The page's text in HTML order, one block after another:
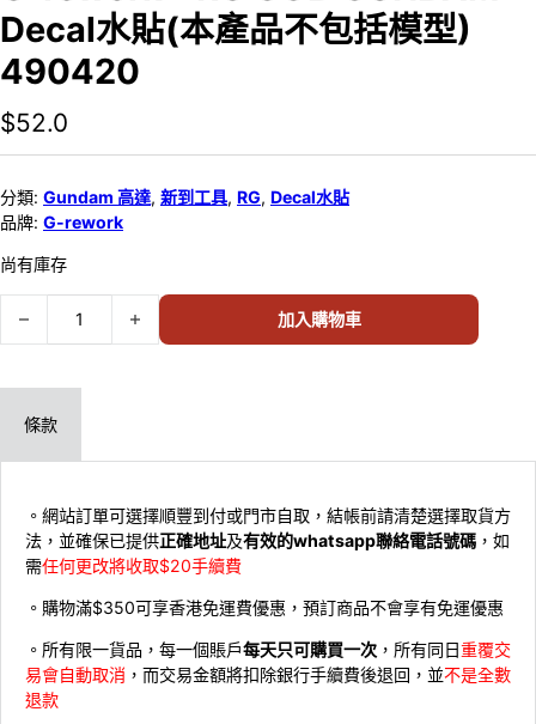
Decal水貼(本產品不包括模型)
490420
$52.0
分類: Gundam 高達, 新到工具, RG, Decal水貼
品牌: G-rework
尚有庫存
G-rework – RG GOD GUNDAM Decal水貼(本產品不包括模型)
加入購物車
條款
。網站訂單可選擇順豐到付或門市自取，結帳前請清楚選擇取貨方
法，並確保已提供正確地址及有效的whatsapp聯絡電話號碼 ，如
需任何更改將收取$20手續費
。購物滿$350可享香港免運費優惠，預訂商品不會享有免運優惠
。所有限一貨品，每一個賬戶每天只可購買一次 ，所有同日重覆交
易會自動取消 ，而交易金額將扣除銀行手續費後退回，並不是全數
退款